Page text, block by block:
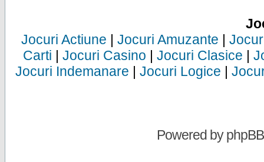
Jocuri Actiune | Jocuri Amuzante |
Carti | Jocuri Casino | Jocuri Clasice |
Jocuri Indemanare | Jocuri Logice |
Powered byphpBB